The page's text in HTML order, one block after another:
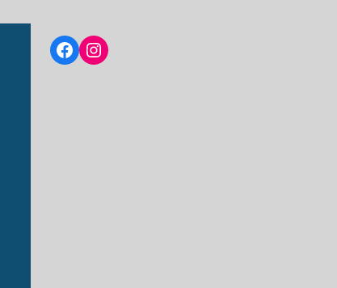
Facebook
Instagram